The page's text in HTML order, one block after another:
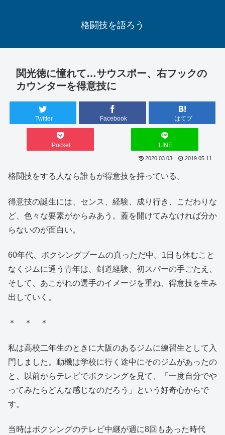
格闘技を語ろう
関光徳に憧れて…サウスポー、右フックの
カウンターを得意技に
Twitter Facebook はてブ
Pocket LINE
2020.03.03 2019.05.11
格闘技をする人なら誰もが得意技を持っている。
得意技の誕生には、センス、経験、成り行き、こだわりな
ど、色々な要素がからみあう。蓋を開けてみなければ分か
らないのが面白い。
60年代、ボクシングブームの真っただ中。1日も休むこと
なくジムに通う青年は、剣道経験、初スパーの手ごたえ、
そして、あこがれの選手のイメージを重ね、得意技を生み
出していく。
＊ ＊ ＊
私は高校二年生のときに大阪のあるジムに練習生として入
門しました。動機は学校に行く途中にそのジムがあったの
と、以前からテレビでボクシングを見て、「一度自分でや
ってみたらどんな感じなのだろう」という好奇心からで
す。
当時はボクシングのテレビ中継が週に8回もあった時代